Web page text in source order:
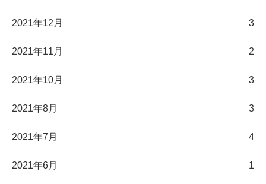
2021年12月 3
2021年11月 2
2021年10月 3
2021年8月 3
2021年7月 4
2021年6月 1